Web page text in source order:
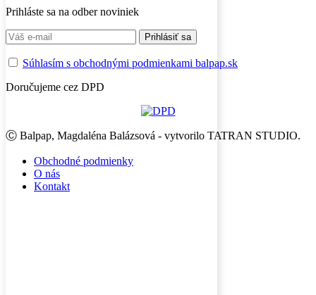
Prihláste sa na odber noviniek
Súhlasím s obchodnými podmienkami balpap.sk
Doručujeme cez DPD
Ⓒ Balpap, Magdaléna Balázsová - vytvorilo TATRAN STUDIO.
Obchodné podmienky
O nás
Kontakt